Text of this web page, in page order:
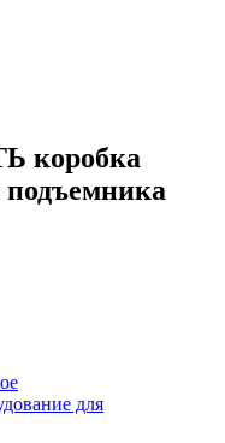
коробка
подъемника
для